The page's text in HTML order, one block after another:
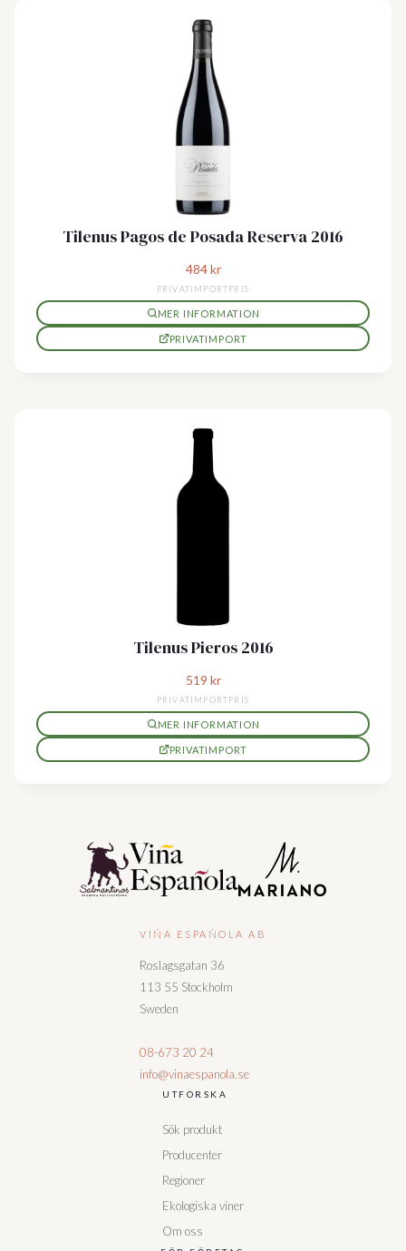
Tilenus Pagos de Posada Reserva 2016
484kr
PRIVATIMPORTPRIS
MER INFORMATION
PRIVATIMPORT
Tilenus Pieros 2016
519 kr
PRIVATIMPORTPRIS
MER INFORMATION
PRIVATIMPORT
VIÑA ESPAÑOLA AB
Roslagsgatan 36
113 55 Stockholm
Sweden
08-673 20 24
info@vinaespanola.se
UTFORSKA
Sök produkt
Producenter
Regioner
Ekologiska viner
Om oss